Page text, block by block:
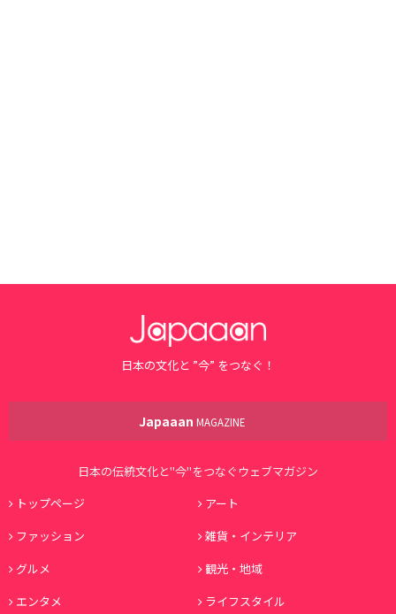
日本の文化と ”今” をつなぐ！
Japaaan MAGAZINE
日本の伝統文化と"今"をつなぐウェブマガジン
トップページ
アート
ファッション
雑貨・インテリア
グルメ
観光・地域
エンタメ
ライフスタイル